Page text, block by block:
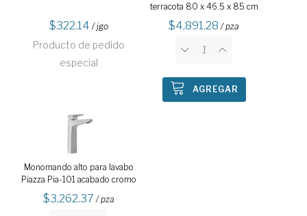
322.14 / jgo
Producto de pedido
especial
terracota 80 x 46.5 x 85 cm
4,891.28 / pza
AGREGAR
Monomando alto para lavabo
Piazza Pia-101 acabado cromo
3,262.37 / pza